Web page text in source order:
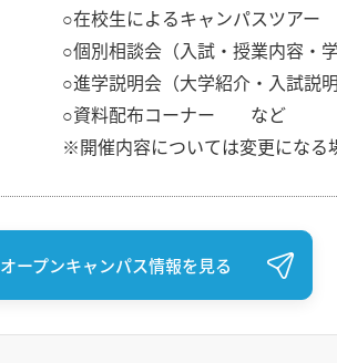
○在校生によるキャンパスツアー
○個別相談会（入試・授業内容・
○進学説明会（大学紹介・入試説明
○資料配布コーナー など
※開催内容については変更になる
オープンキャンパス情報を見る